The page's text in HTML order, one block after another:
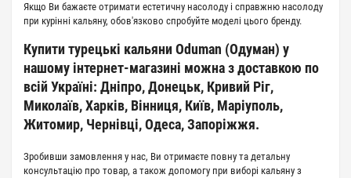
Якщо Ви бажаєте отримати естетичну насолоду і справжню насолоду
при курінні кальяну, обов'язково спробуйте моделі цього бренду.
Купити турецькі кальяни Oduman (Одуман) у
нашому інтернет-магазині можна з доставкою по
всій Україні: Дніпро, Донецьк, Кривий Ріг,
Миколаїв, Харків, Вінниця, Київ, Маріуполь,
Житомир, Чернівці, Одеса, Запоріжжя.
Зробивши замовлення у нас, Ви отримаєте повну та детальну
консультацію про товар, а також допомогу при виборі кальяну з